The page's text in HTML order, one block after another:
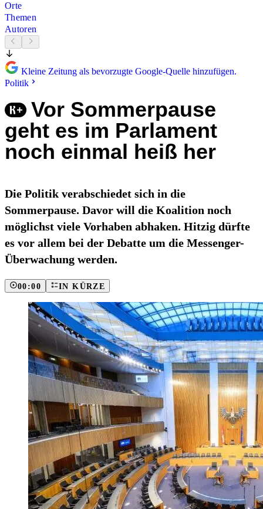
Orte
Themen
Autoren
Kleine Zeitung als bevorzugte Google-Quelle hinzufügen.
Politik
Vor Sommerpause
geht es im Parlament
noch einmal heiß her
Die Politik verabschiedet sich in die
Sommerpause. Davor will die Koalition noch
möglichst viele Vorhaben abhaken. Hitzig dürfte
es vor allem bei der Debatte um die Messenger-
Überwachung werden.
00:00 IN KÜRZE